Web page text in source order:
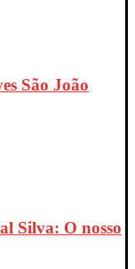
São João
Silva: O nosso